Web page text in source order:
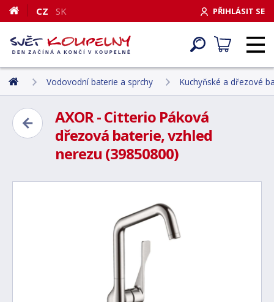
PŘIHLÁSIT SE
CZ SK
Vodovodní baterie a sprchy Kuchyňské a dřezové
AXOR - Citterio Páková
dřezová baterie, vzhled
nerezu (39850800)